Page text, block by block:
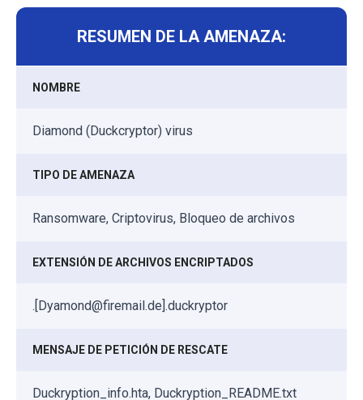
RESUMEN DE LA AMENAZA:
NOMBRE
Diamond (Duckcryptor) virus
TIPO DE AMENAZA
Ransomware, Criptovirus, Bloqueo de archivos
EXTENSIÓN DE ARCHIVOS ENCRIPTADOS
.[Dyamond@firemail.de].duckryptor
MENSAJE DE PETICIÓN DE RESCATE
Duckryption_info.hta, Duckryption_README.txt